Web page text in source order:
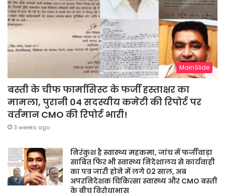
MainSlide
बस्ती के चीफ फार्मासिस्ट के फर्जी हस्ताक्षर का
मामला, पुरानी 04 सदस्यीय कमेटी की रिपोर्ट पर
वर्तमान CMO की रिपोर्ट भारी!
3 weeks ago
निरंकुश है स्वास्थ्य महकमा, जांच में फर्जीवाड़ा
साबित फिर भी स्वास्थ्य निदेशालय से कार्यवाही
का पत्र जारी होने में लगे 02 साल, अब
अपरनिदेशक चिकित्सा स्वास्थ्य और CMO बस्ती
के बीच विरोधाभास